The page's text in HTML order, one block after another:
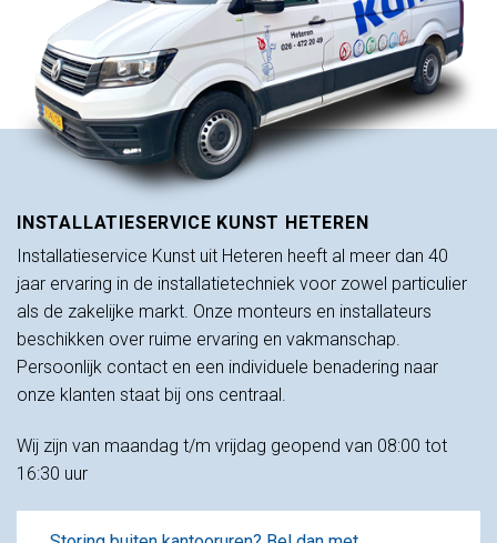
INSTALLATIESERVICE KUNST HETEREN
Installatieservice Kunst uit Heteren heeft al meer dan 40
jaar ervaring in de installatietechniek voor zowel particulier
als de zakelijke markt. Onze monteurs en installateurs
beschikken over ruime ervaring en vakmanschap.
Persoonlijk contact en een individuele benadering naar
onze klanten staat bij ons centraal.
Wij zijn van maandag t/m vrijdag geopend van 08:00 tot
16:30 uur